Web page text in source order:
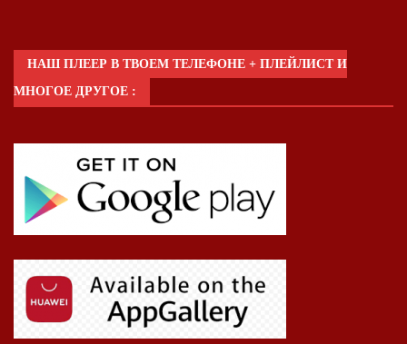
НАШ ПЛЕЕР В ТВОЕМ ТЕЛЕФОНЕ + ПЛЕЙЛИСТ И
МНОГОЕ ДРУГОЕ :